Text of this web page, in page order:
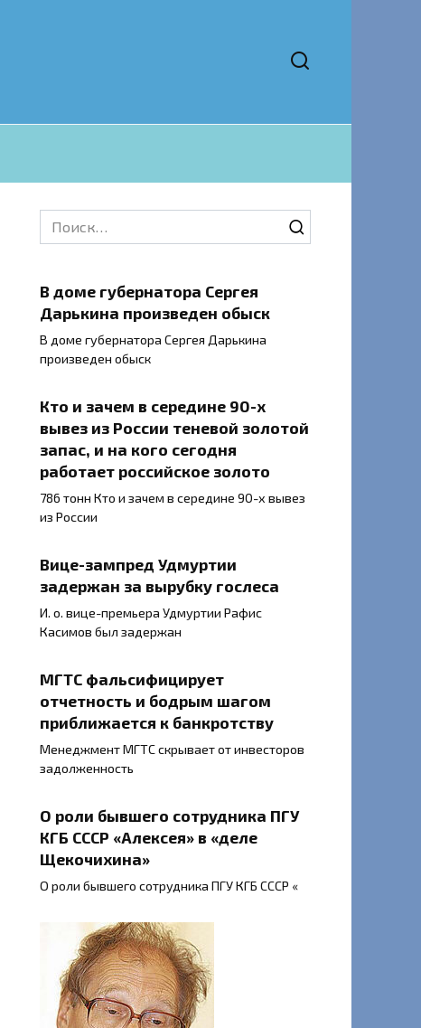
Search
for:
В доме губернатора Сергея
Дарькина произведен обыск
В доме губернатора Сергея Дарькина
произведен обыск
Кто и зачем в середине 90-х
вывез из России теневой золотой
запас, и на кого сегодня
работает российское золото
786 тонн Кто и зачем в середине 90-х вывез
из России
Вице-зампред Удмуртии
задержан за вырубку гослеса
И. о. вице-премьера Удмуртии Рафис
Касимов был задержан
МГТС фальсифицирует
отчетность и бодрым шагом
приближается к банкротству
Менеджмент МГТС скрывает от инвесторов
задолженность
О роли бывшего сотрудника ПГУ
КГБ СССР «Алексея» в «деле
Щекочихина»
О роли бывшего сотрудника ПГУ КГБ СССР «